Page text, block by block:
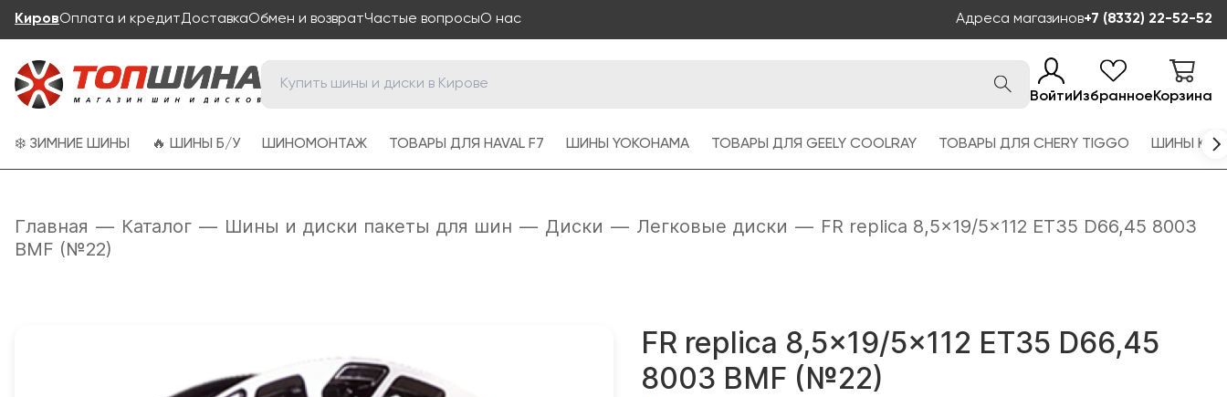
КировОплата и кредитДоставкаОбмен и возвратЧастые вопросыО нас Адреса магазинов+7 (8332) 22-52-52
ВойтиИзбранноеКорзина
❄️ ЗИМНИЕ ШИНЫ 🔥 ШИНЫ Б/У ШИНОМОНТАЖ ТОВАРЫ ДЛЯ HAVAL F7 ШИНЫ YOKOHAMA ТОВАРЫ ДЛЯ GEELY COOLRAY ТОВАРЫ ДЛЯ CHERY TIGGO ШИНЫ
Главная — Каталог — Шины и диски пакеты для шин — Диски — Легковые диски — FR replica 8,5x19/5x112 ET35 D66,45 8003
BMF (№22)
FR replica 8,5x19/5x112 ET35 D66,45
8003 BMF (№22)